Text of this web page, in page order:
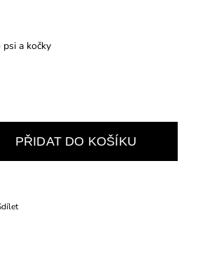
a kočky
PŘIDAT DO KOŠÍKU